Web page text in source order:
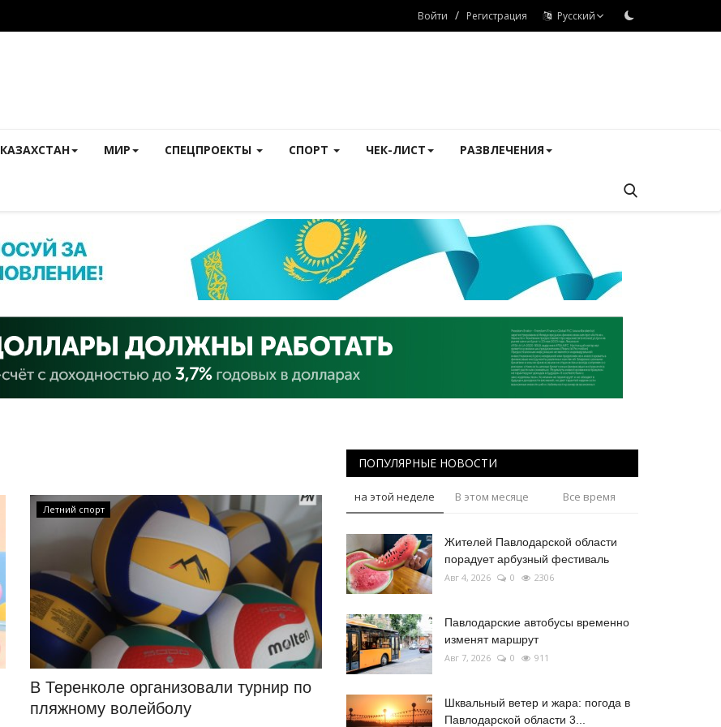
Войти / Регистрация Русский
КАЗАХСТАН МИР СПЕЦПРОЕКТЫ СПОРТ ЧЕК-ЛИСТ РАЗВЛЕЧЕНИЯ
Летний спорт
В Теренколе организовали турнир по
пляжному волейболу
ПОПУЛЯРНЫЕ НОВОСТИ
на этой неделе В этом месяце Все время
Жителей Павлодарской области
порадует арбузный фестиваль
Авг 4, 2026 0 2306
Павлодарские автобусы временно
изменят маршрут
Авг 7, 2026 0 911
Шквальный ветер и жара: погода в
Павлодарской области 3...